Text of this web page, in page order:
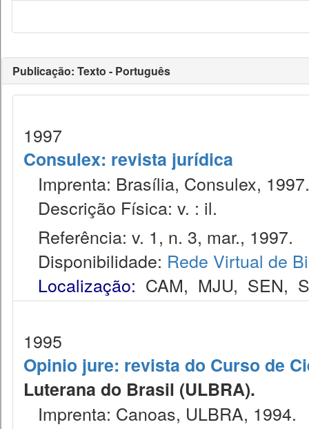
Publicação: Texto - Português
1997
Consulex: revista jurídica
Imprenta: Brasília, Consulex, 1997.
Descrição Física: v. : il.
Referência: v. 1, n. 3, mar., 1997.
Disponibilidade: Rede Virtual de
Localização: CAM, MJU, SEN,
1995
Opinio jure: revista do Curso de
Luterana do Brasil (ULBRA).
Imprenta: Canoas, ULBRA, 1994.